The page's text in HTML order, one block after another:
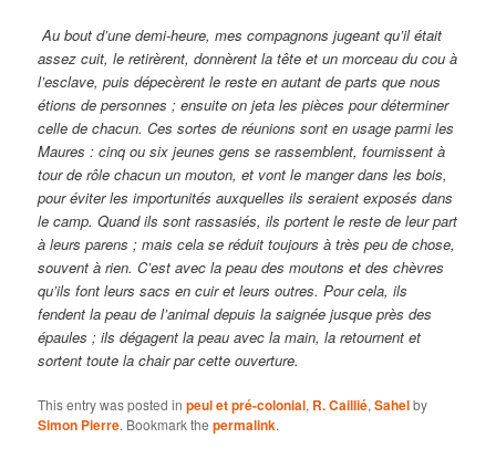
Au bout d’une demi-heure, mes compagnons jugeant qu’il était
assez cuit, le retirèrent, donnèrent la tête et un morceau du cou à
l’esclave, puis dépecèrent le reste en autant de parts que nous
étions de personnes ; ensuite on jeta les pièces pour déterminer
celle de chacun. Ces sortes de réunions sont en usage parmi les
Maures : cinq ou six jeunes gens se rassemblent, fournissent à
tour de rôle chacun un mouton, et vont le manger dans les bois,
pour éviter les importunités auxquelles ils seraient exposés dans
le camp. Quand ils sont rassasiés, ils portent le reste de leur part
à leurs parens ; mais cela se réduit toujours à très peu de chose,
souvent à rien. C’est avec la peau des moutons et des chèvres
qu’ils font leurs sacs en cuir et leurs outres. Pour cela, ils
fendent la peau de l’animal depuis la saignée jusque près des
épaules ; ils dégagent la peau avec la main, la retournent et
sortent toute la chair par cette ouverture.
This entry was posted inpeul et pré-colonial, R. Caillié,Sahelby
Simon Pierre. Bookmark thepermalink.